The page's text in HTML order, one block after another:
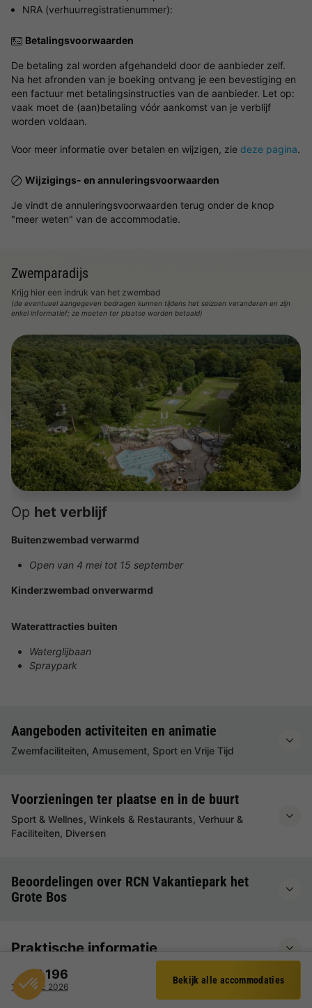
Filter
€ 196
1 - 3 dec 2026
Bekijk alle accommodaties
NRA (verhuurregistratienummer):
Betalingsvoorwaarden
De betaling zal worden afgehandeld door de aanbieder zelf.
Na het afronden van je boeking ontvang je een bevestiging en
een factuur met betalingsinstructies van de aanbieder. Let op:
vaak moet de (aan)betaling vóór aankomst van je verblijf
worden voldaan.
Voor meer informatie over betalen en wijzigen, zie deze pagina.
Wijzigings- en annuleringsvoorwaarden
Je vindt de annuleringsvoorwaarden terug onder de knop
"meer weten" van de accommodatie.
Zwemparadijs
Krijg hier een indruk van het zwembad
(de eventueel aangegeven bedragen kunnen tijdens het seizoen veranderen en zijn
enkel informatief; ze moeten ter plaatse worden betaald)
Op het verblijf
Buitenzwembad verwarmd
Open van 4 mei tot 15 september
Kinderzwembad onverwarmd
Waterattracties buiten
Waterglijbaan
Spraypark
Aangeboden activiteiten en animatie
Zwemfaciliteiten, Amusement, Sport en Vrije Tijd
Voorzieningen ter plaatse en in de buurt
Sport & Wellnes, Winkels & Restaurants, Verhuur &
Faciliteiten, Diversen
Beoordelingen over RCN Vakantiepark het
Grote Bos
Praktische informatie